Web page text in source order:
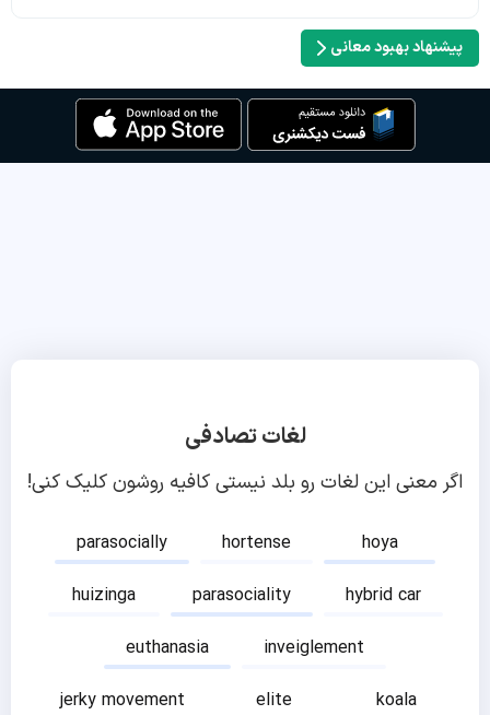
پیشنهاد بهبود معانی
لغات تصادفی
اگر معنی این لغات رو بلد نیستی کافیه روشون کلیک کنی!
parasocially hortense
hoya
huizinga
parasociality
hybrid car
euthanasia
inveiglement
jerky movement
elite
koala